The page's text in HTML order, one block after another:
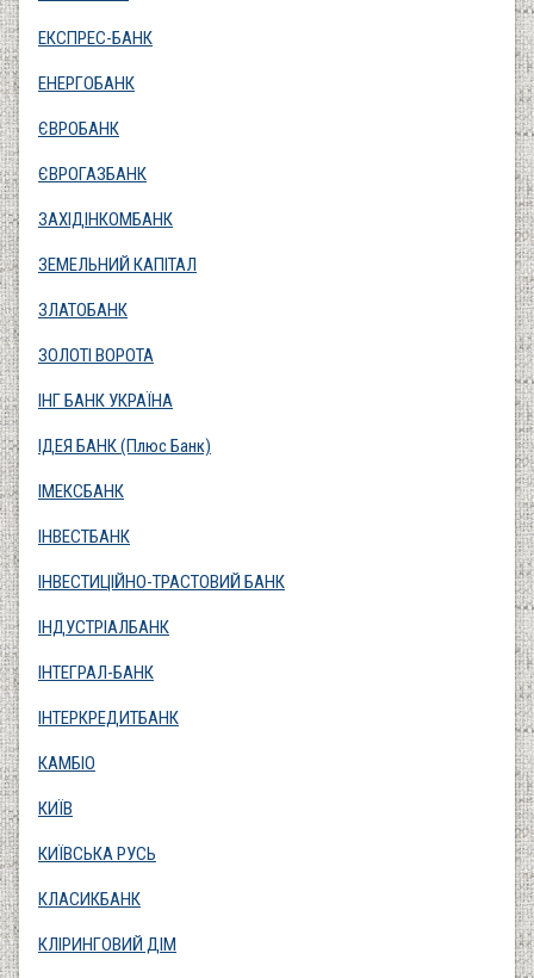
ЕКСПРЕС-БАНК
ЕНЕРГОБАНК
ЄВРОБАНК
ЄВРОГАЗБАНК
ЗАХІДІНКОМБАНК
ЗЕМЕЛЬНИЙ КАПІТАЛ
ЗЛАТОБАНК
ЗОЛОТІ ВОРОТА
ІHГ БАНК УКРАЇНА
ІДЕЯ БАНК (Плюс Банк)
ІМЕКСБАНК
ІНВЕСТБАНК
ІНВЕСТИЦІЙНО-ТРАСТОВИЙ БАНК
ІНДУСТРІАЛБАНК
ІНТЕГРАЛ-БАНК
ІНТЕРКРЕДИТБАНК
КАМБІО
КИЇВ
КИЇВСЬКА РУСЬ
КЛАСИКБАНК
КЛІРИНГОВИЙ ДІМ